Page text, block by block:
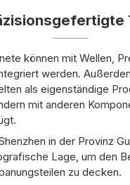
können mit Wellen,
werden.
als eigenständige
mit anderen
in der Provinz
Lage, um den
zu decken.